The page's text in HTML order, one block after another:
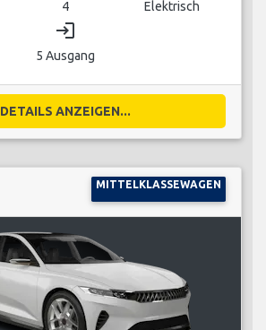
4 Elektrisch
login
5 Ausgang
DETAILS ANZEIGEN...
MITTELKLASSEWAGEN